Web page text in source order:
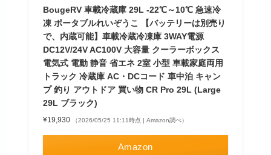
BougeRV 車載冷蔵庫 29L -22℃～10℃ 急速冷
凍 ポータブルれいぞうこ 【バッテリーは別売り
で、内蔵可能】車載冷蔵冷凍庫 3WAY電源
DC12V/24V AC100V 大容量 クーラーボックス
電気式 電動 静音 省エネ 2室 小型 車載家庭両用
トラック 冷蔵庫 AC・DCコード 車中泊 キャン
プ 釣り アウトドア 買い物 CR Pro 29L (Large
29L ブラック)
¥19,930 （2026/05/25 11:11時点 | Amazon調べ）
Amazon